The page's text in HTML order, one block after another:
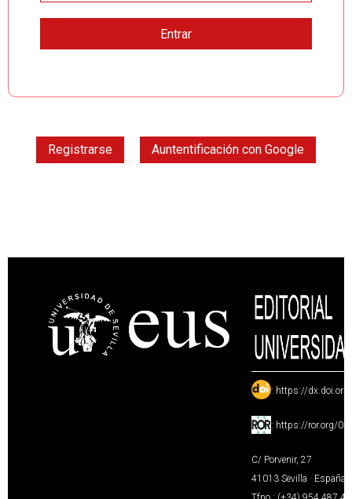
Registrarse Auntentificación con Google
: https://
: https://ror.org/
C/ Porvenir, 27
41013 Sevilla · España